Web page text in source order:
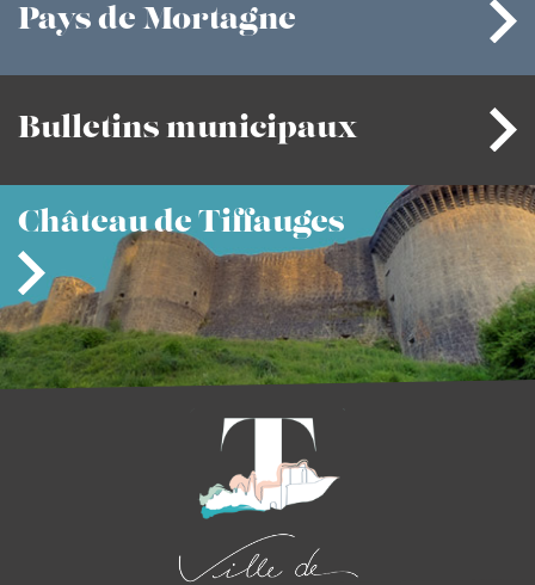
Pays de Mortagne
Bulletins municipaux
Châteaude Tiffauges